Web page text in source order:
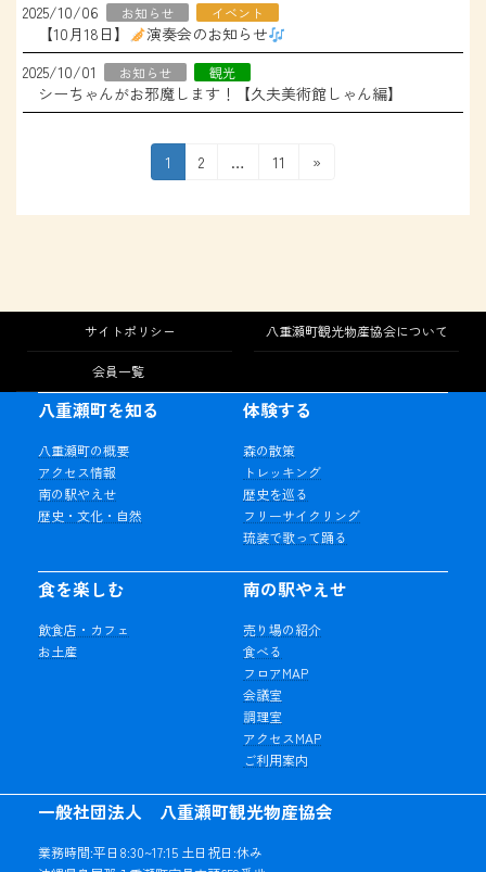
2025/10/06
お知らせ イベント
【10月18日】
演奏会のお知らせ
2025/10/01
お知らせ 観光
シーちゃんがお邪魔します！【久夫美術館しゃん編】
ー
ジ
送
り
固
定
1
固
2 …
固
11 »
サイトポリシー 八重瀬町観光物産協会について
会員一覧
一般社団法人 八重瀬町観光物産協会
業務時間:平日8:30~17:15 土日祝日:休み
八重瀬町を知る
八重瀬町の概要
アクセス情報
南の駅やえせ
歴史・文化・自然
体験する
森の散策
トレッキング
歴史を巡る
フリーサイクリング
琉装で歌って踊る
食を楽しむ
飲食店・カフェ
お土産
南の駅やえせ
売り場の紹介
食べる
フロアMAP
会議室
調理室
アクセスMAP
ご利用案内